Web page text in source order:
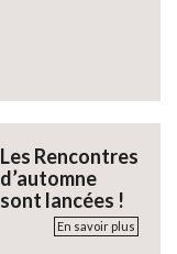
Les Rencontres
d’automne
sont lancées !
En savoir plus